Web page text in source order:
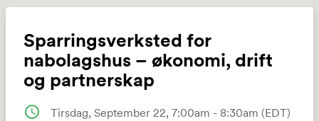
Sparringsverksted for
nabolagshus – økonomi, drift
og partnerskap
schedule Tirsdag, September 22, 7:00am - 8:30am (EDT)
Share